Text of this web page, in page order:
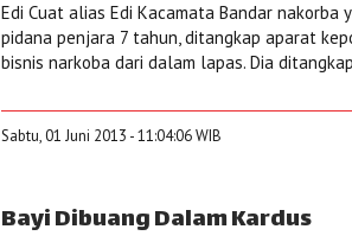
Edi Cuat alias Edi Kacamata Bandar
pidana penjara 7 tahun, ditangkap aparat
bisnis narkoba dari dalam lapas. Dia
Sabtu, 01 Juni 2013 - 11:04:06 WIB
Bayi Dibuang Dalam Kardus